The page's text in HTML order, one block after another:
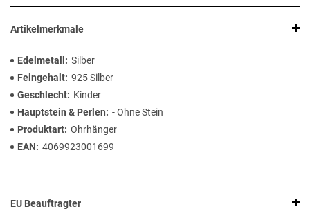
Artikelmerkmale
Edelmetall
Silber
Feingehalt 925 Silber
Geschlecht
Kinder
Hauptstein & Perlen
- Ohne Stein
Produktart Ohrhänger
EAN
4069923001699
EU Beauftragter